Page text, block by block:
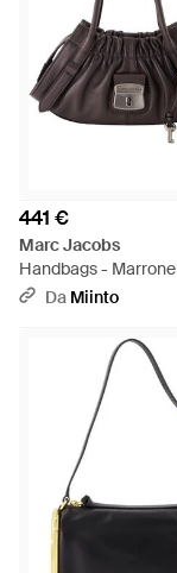
441 €
Marc Jacobs
Handbags - Marrone
Da Miinto